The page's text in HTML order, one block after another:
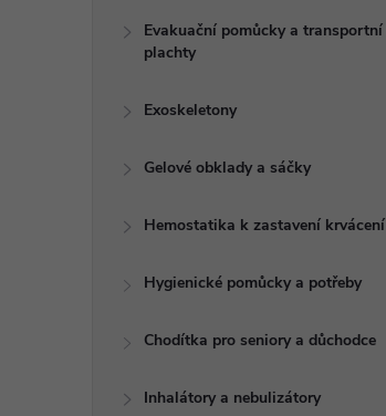
Evakuační pomůcky a transportní
plachty
Exoskeletony
Gelové obklady a sáčky
Hemostatika k zastavení krvácení
Hygienické pomůcky a potřeby
Chodítka pro seniory a důchodce
Inhalátory a nebulizátory